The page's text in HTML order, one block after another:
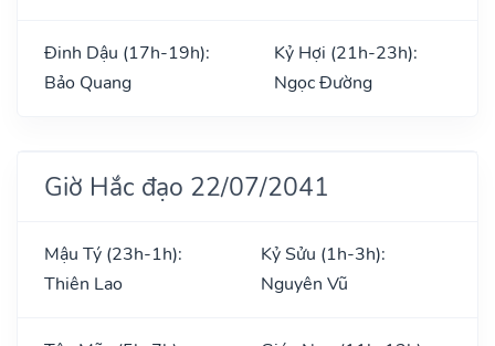
Đinh Dậu (17h-19h):
Bảo Quang
Kỷ Hợi (21h-23h):
Ngọc Đường
Giờ Hắc đạo 22/07/2041
Mậu Tý (23h-1h):
Thiên Lao
Kỷ Sửu (1h-3h):
Nguyên Vũ